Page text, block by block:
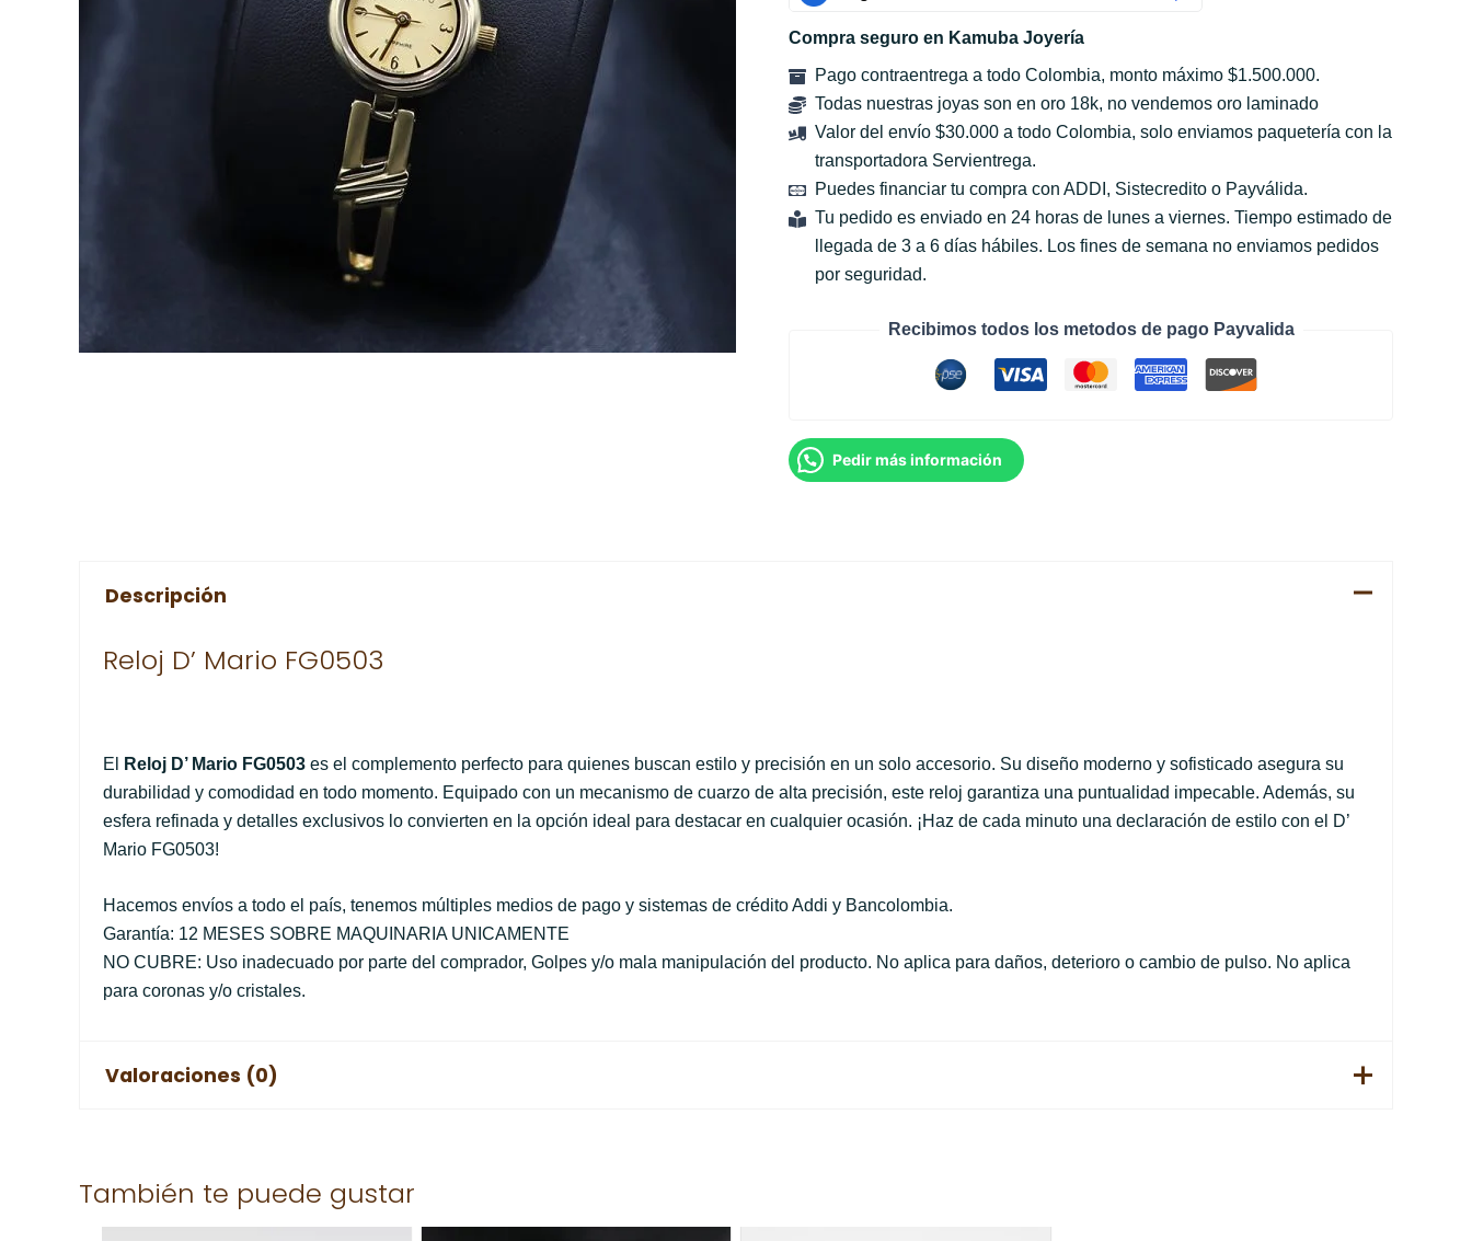
Compra seguro en Kamuba Joyería
Pago contraentrega a todo Colombia, monto máximo $1.500.000.
Todas nuestras joyas son en oro 18k, no vendemos oro laminado
Valor del envío $30.000 a todo Colombia, solo enviamos paquetería con la
transportadora Servientrega.
Puedes financiar tu compra con ADDI, Sistecredito o Payválida.
Tu pedido es enviado en 24 horas de lunes a viernes. Tiempo estimado de
llegada de 3 a 6 días hábiles. Los fines de semana no enviamos pedidos
por seguridad.
Recibimos todos los metodos de pago Payvalida
Pedir más información
Descripción
Reloj D’ Mario FG0503
El Reloj D’ Mario FG0503es el complemento perfecto para quienes buscan estilo y precisión en un solo accesorio. Su diseño moderno y sofisticado asegura su
durabilidad y comodidad en todo momento. Equipado con un mecanismo de cuarzo de alta precisión, este reloj garantiza una puntualidad impecable. Además, su
esfera refinada y detalles exclusivos lo convierten en la opción ideal para destacar en cualquier ocasión. ¡Haz de cada minuto una declaración de estilo con el D’
Mario FG0503!
Hacemos envíos a todo el país, tenemos múltiples medios de pago y sistemas de crédito Addi y Bancolombia.
Garantía: 12 MESES SOBRE MAQUINARIA UNICAMENTE
NO CUBRE: Uso inadecuado por parte del comprador, Golpes y/o mala manipulación del producto. No aplica para daños, deterioro o cambio de pulso. No aplica
para coronas y/o cristales.
Valoraciones (0)
Solo los usuarios registrados que hayan comprado este producto pueden hacer una valoración.
También te puede gustar